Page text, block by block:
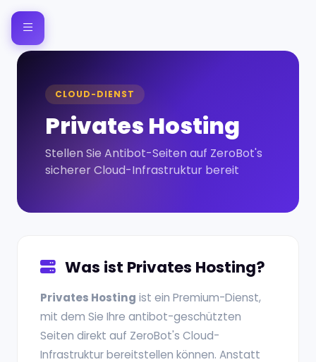
CLOUD-DIENST
Privates Hosting
Stellen Sie Antibot-Seiten auf ZeroBot's
sicherer Cloud-Infrastruktur bereit
Was ist Privates Hosting?
Privates Hosting ist ein Premium-Dienst,
mit dem Sie Ihre antibot-geschützten
Seiten direkt auf ZeroBot's Cloud-
Infrastruktur bereitstellen können. Anstatt